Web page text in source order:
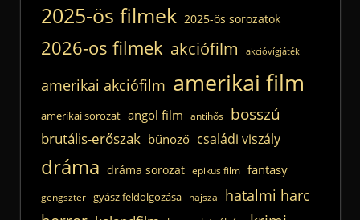
2025-ös filmek 2025-ös sorozatok
2026-os filmek akciófilm akcióvígjáték
amerikai akciófilm amerikai film
amerikai sorozat angol film antihős bosszú
brutális-erőszak bűnöző családi viszály
dráma dráma sorozat epikus film fantasy
gengszter gyász feldolgozása hajsza hatalmi harc